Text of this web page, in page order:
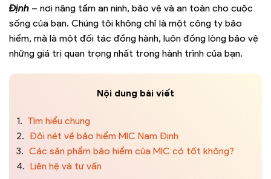
Định – nơi nâng tầm an ninh, bảo vệ và an toàn cho cuộc
sống của bạn. Chúng tôi không chỉ là một công ty bảo
hiểm, mà là một đối tác đồng hành, luôn đồng lòng bảo vệ
những giá trị quan trọng nhất trong hành trình của bạn.
Nội dung bài viết
1. Tìm hiểu chung
2. Đôi nét về bảo hiểm MIC Nam Định
3. Các sản phẩm bảo hiểm của MIC có tốt không?
4. Liên hệ và tư vấn